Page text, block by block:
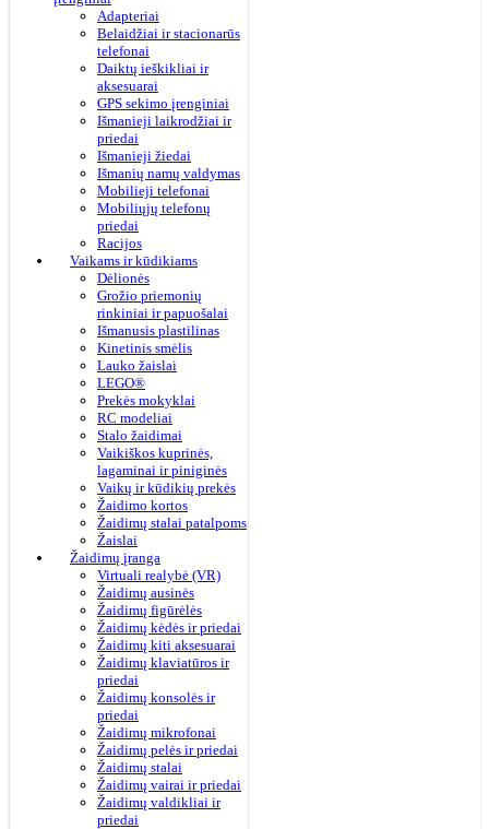
Adapteriai
Belaidžiai ir stacionarūs
telefonai
Daiktų ieškikliai ir
aksesuarai
GPS sekimo įrenginiai
Išmanieji laikrodžiai ir
priedai
Išmanieji žiedai
Išmanių namų valdymas
Mobilieji telefonai
Mobiliųjų telefonų
priedai
Racijos
Vaikams ir kūdikiams
Dėlionės
Grožio priemonių
rinkiniai ir papuošalai
Išmanusis plastilinas
Kinetinis smėlis
Lauko žaislai
LEGO®
Prekės mokyklai
RC modeliai
Stalo žaidimai
Vaikiškos kuprinės,
lagaminai ir piniginės
Vaikų ir kūdikių prekės
Žaidimo kortos
Žaidimų stalai patalpoms
Žaislai
Žaidimų įranga
Virtuali realybė (VR)
Žaidimų ausinės
Žaidimų figūrėlės
Žaidimų kėdės ir priedai
Žaidimų kiti aksesuarai
Žaidimų klaviatūros ir
priedai
Žaidimų konsolės ir
priedai
Žaidimų mikrofonai
Žaidimų pelės ir priedai
Žaidimų stalai
Žaidimų vairai ir priedai
Žaidimų valdikliai ir
priedai